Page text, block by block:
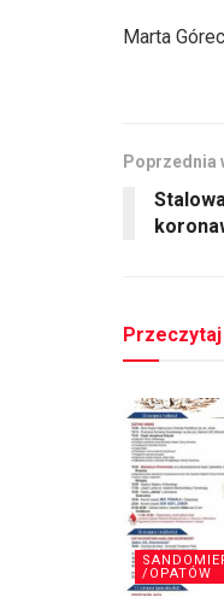
Marta
Poprzednia
Przeczytaj
/OPATÓW